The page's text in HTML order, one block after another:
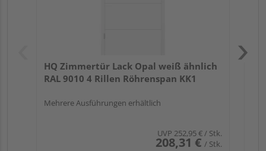
HQ Zimmertür Lack Opal weiß ähnlich
RAL 9010 4 Rillen Röhrenspan KK1
Mehrere Ausführungen erhältlich
UVP 252,95 €/ Stk.
208,31 € / Stk.